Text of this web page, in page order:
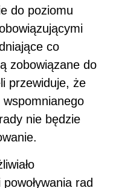
do poziomu
co
zobowiązane do
przewiduje, że
nie będzie
rad